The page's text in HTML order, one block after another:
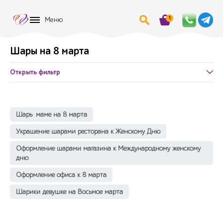
Меню 1
Шары на 8 марта
Открыть фильтр
Шары маме на 8 марта
Украшение шарами ресторана к Женскому Дню
Оформление шарами магазина к Международному женскому
дню
Оформление офиса к 8 марта
Шарики девушке на Восьмое марта